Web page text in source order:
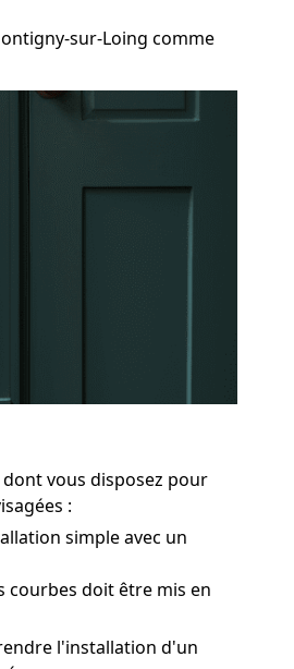
sur-Loing comme
vous disposez pour
:
simple avec un
courbes doit être mis en
l'installation d'un